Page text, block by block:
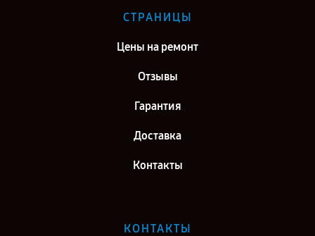
СТРАНИЦЫ
Цены на ремонт
Отзывы
Гарантия
Доставка
Контакты
КОНТАКТЫ